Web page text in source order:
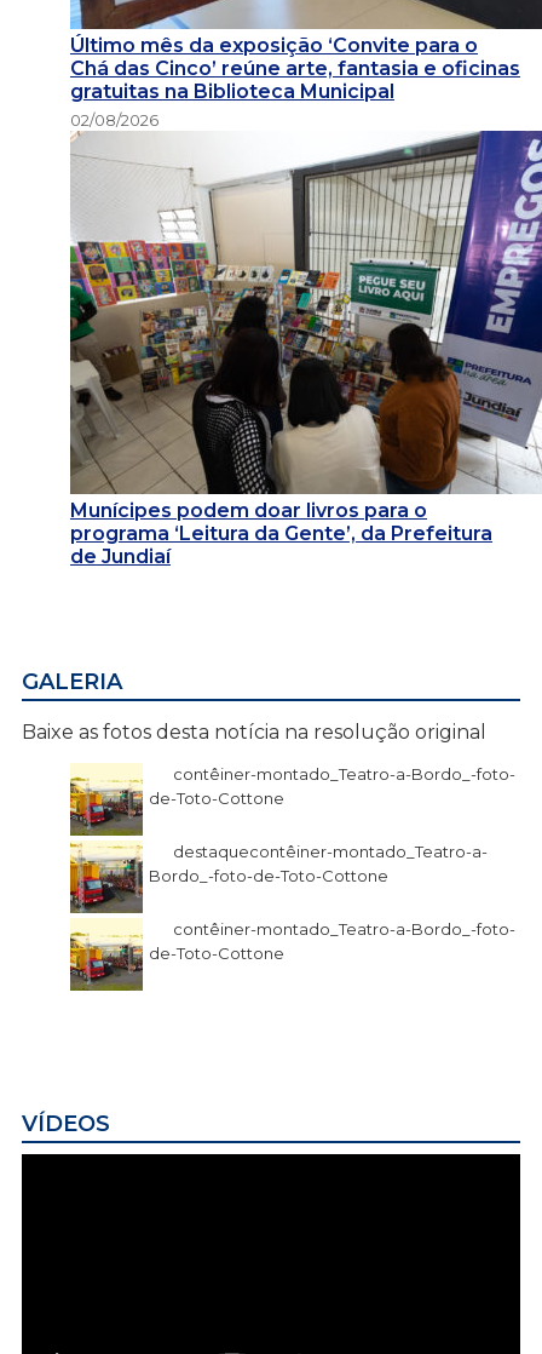
Último mês da exposição ‘Convite para o
Chá das Cinco’ reúne arte, fantasia e oficinas
gratuitas na Biblioteca Municipal
02/08/2026
Munícipes podem doar livros para o
programa ‘Leitura da Gente’, da Prefeitura
de Jundiaí
GALERIA
Baixe as fotos desta notícia na resolução original
contêiner-montado_Teatro-a-Bordo_-foto-
de-Toto-Cottone
destaquecontêiner-montado_Teatro-a-
Bordo_-foto-de-Toto-Cottone
contêiner-montado_Teatro-a-Bordo_-foto-
de-Toto-Cottone
VÍDEOS